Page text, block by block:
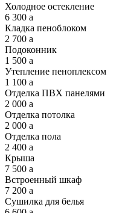
Холодное остекление
6 300 a
Кладка пеноблоком
2 700 a
Подоконник
1 500 a
Утепление пеноплексом
1 100 a
Отделка ПВХ панелями
2 000 a
Отделка потолка
2 000 a
Отделка пола
2 400 a
Крыша
7 500 a
Встроенный шкаф
7 200 a
Сушилка для белья